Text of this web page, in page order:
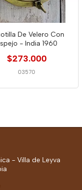
De Velero Con
- India 1960
$273.000
03570
- Villa de Leyva